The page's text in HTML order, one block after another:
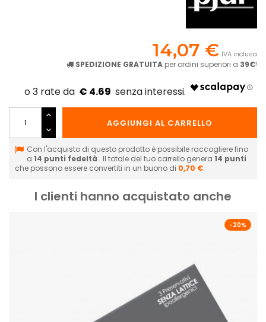
14,07 € IVA inclusa
SPEDIZIONE GRATUITA per ordini superiori a 39€!
€ 4.69
AGGIUNGI AL CARRELLO
Con l'acquisto di questo prodotto è possibile raccogliere fino
a 14 punti fedeltà . Il totale del tuo carrello genera 14 punti
che possono essere convertiti in un buono di 0,70 €.
I clienti hanno acquistato anche
-20%